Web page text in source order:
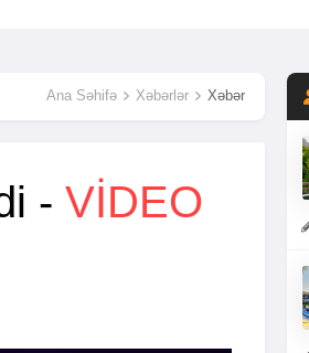
Ana Səhifə Xəbərlər Xəbər
- VİDEO